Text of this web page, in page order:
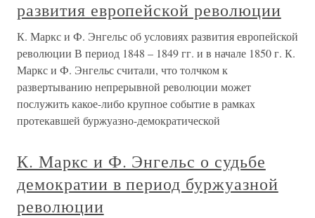
развития европейской революции
К. Маркс и Ф. Энгельс об условиях развития европейской
революции В период 1848 – 1849 гг. и в начале 1850 г. К.
Маркс и Ф. Энгельс считали, что толчком к
развертыванию непрерывной революции может
послужить какое-либо крупное событие в рамках
протекавшей буржуазно-демократической
К. Маркс и Ф. Энгельс о судьбе
демократии в период буржуазной
революции